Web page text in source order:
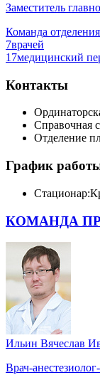
Заместитель
Команда
7врачей
17медицинский
Контакты
Справочная
Отделение
График
Стационар:
КОМАНДА
Ильин Вячеслав
Врач-